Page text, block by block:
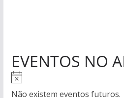
EVENTOS NO
A
v
Não existem eventos futuros.